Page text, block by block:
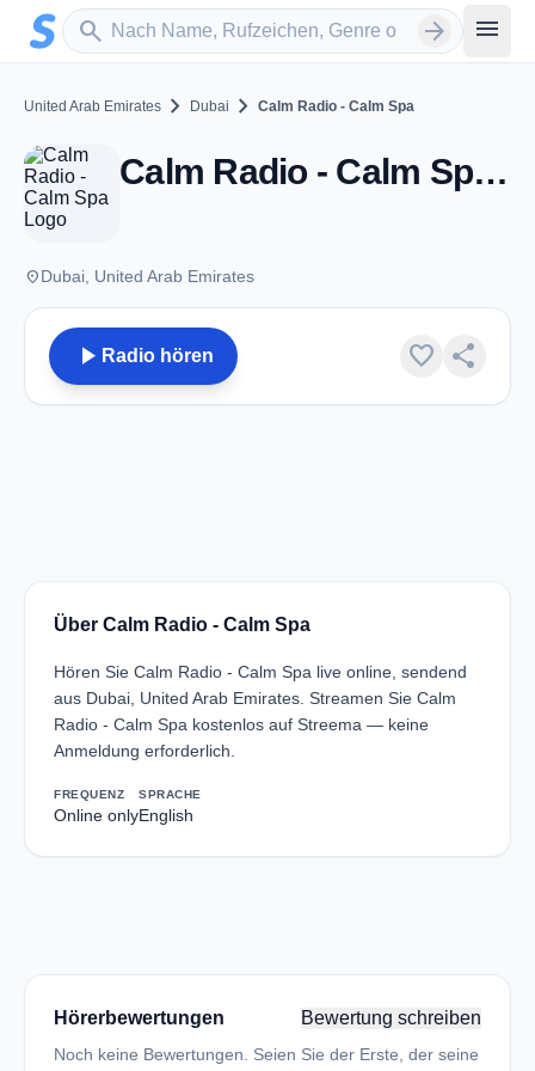
Zum Hauptinhalt springen
search
Sender suchen arrow_forward menu
United Arab Emirates chevron_right Dubai chevron_right Calm Radio - Calm Spa
Calm Radio - Calm Spa - Dubai
placeDubai, United Arab Emirates
play_arrow Radio hören favorite share
Über Calm Radio - Calm Spa
Hören Sie Calm Radio - Calm Spa live online, sendend
aus Dubai, United Arab Emirates. Streamen Sie Calm
Radio - Calm Spa kostenlos auf Streema — keine
Anmeldung erforderlich.
FREQUENZ
Online only
SPRACHE
English
Hörerbewertungen Bewertung schreiben
Noch keine Bewertungen. Seien Sie der Erste, der seine